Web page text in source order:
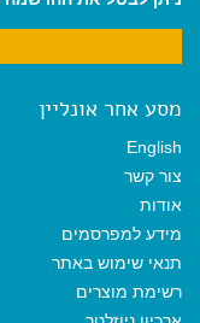
מסע אחר אונליין
English
צור קשר
אודות
מידע למפרסמים
תנאי שימוש באתר
רשימת מוצרים